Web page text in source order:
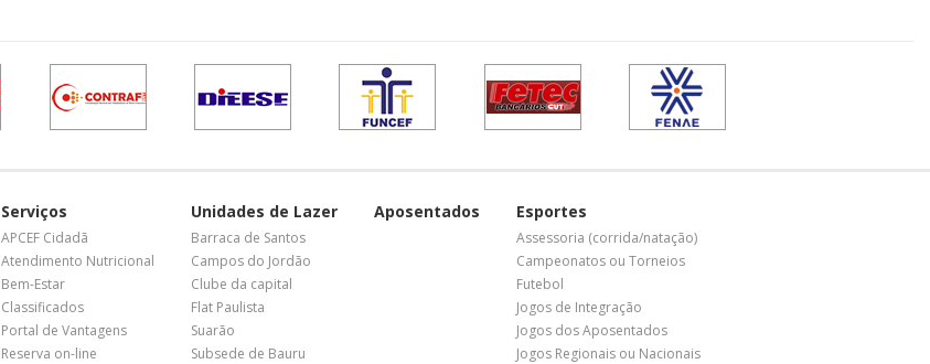
Serviços
APCEF Cidadã
Atendimento Nutricional
Bem-Estar
Classificados
Portal de Vantagens
Reserva on-line
Unidades de Lazer
Barraca de Santos
Campos do Jordão
Clube da capital
Flat Paulista
Suarão
Subsede de Bauru
Aposentados Esportes
Assessoria (corrida/natação)
Campeonatos ou Torneios
Futebol
Jogos de Integração
Jogos dos Aposentados
Jogos Regionais ou Nacionais